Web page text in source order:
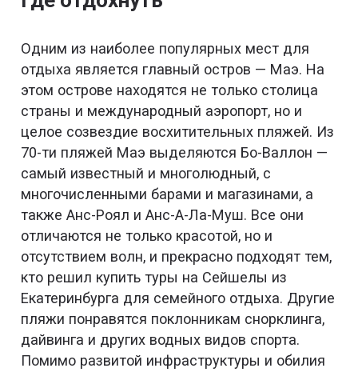
Одним из наиболее популярных мест для
отдыха является главный остров — Маэ. На
этом острове находятся не только столица
страны и международный аэропорт, но и
целое созвездие восхитительных пляжей. Из
70-ти пляжей Маэ выделяются Бо-Валлон —
самый известный и многолюдный, с
многочисленными барами и магазинами, а
также Анс-Роял и Анс-А-Ла-Муш. Все они
отличаются не только красотой, но и
отсутствием волн, и прекрасно подходят тем,
кто решил купить туры на Сейшелы из
Екатеринбурга для семейного отдыха. Другие
пляжи понравятся поклонникам снорклинга,
дайвинга и других водных видов спорта.
Помимо развитой инфраструктуры и обилия